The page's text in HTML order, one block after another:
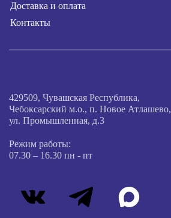
Доставка и оплата
Контакты
429509, Чувашская Республика,
Чебоксарский м.о., п. Новое Атлашево,
ул. Промышленная, д.3
Режим работы:
07.30 – 16.30 пн - пт